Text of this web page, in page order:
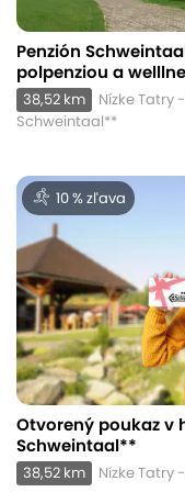
Penzión
polpenziou a
38,52 km
Nízke Tatry
Schweintaal**
10 % zľava
Otvorený poukaz v
Schweintaal**
38,52 km Nízke Tatry